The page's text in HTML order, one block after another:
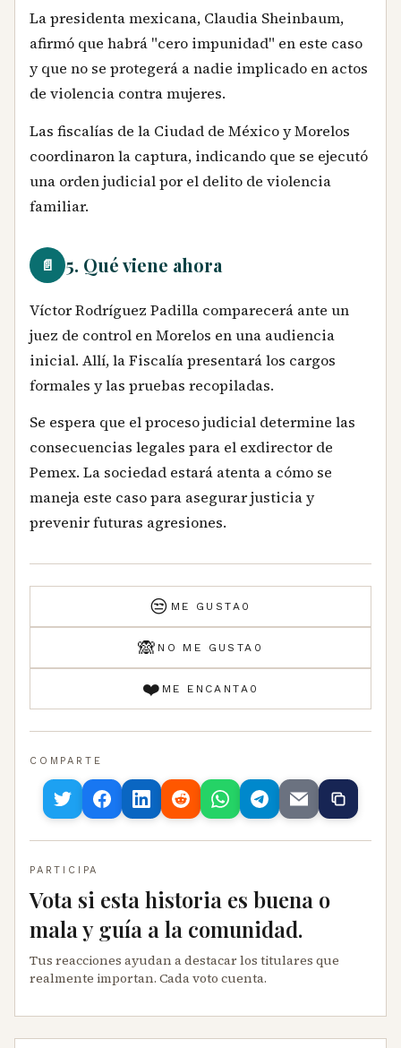
La presidenta mexicana, Claudia Sheinbaum,
afirmó que habrá "cero impunidad" en este caso
y que no se protegerá a nadie implicado en actos
de violencia contra mujeres.
Las fiscalías de la Ciudad de México y Morelos
coordinaron la captura, indicando que se ejecutó
una orden judicial por el delito de violencia
familiar.
📄 5. Qué viene ahora
Víctor Rodríguez Padilla comparecerá ante un
juez de control en Morelos en una audiencia
inicial. Allí, la Fiscalía presentará los cargos
formales y las pruebas recopiladas.
Se espera que el proceso judicial determine las
consecuencias legales para el exdirector de
Pemex. La sociedad estará atenta a cómo se
maneja este caso para asegurar justicia y
prevenir futuras agresiones.
😒 ME GUSTA 0
🙈 NO ME GUSTA 0
❤️ ME ENCANTA 0
COMPARTE
PARTICIPA
Vota si esta historia es buena o
mala y guía a la comunidad.
Tus reacciones ayudan a destacar los titulares que
realmente importan. Cada voto cuenta.